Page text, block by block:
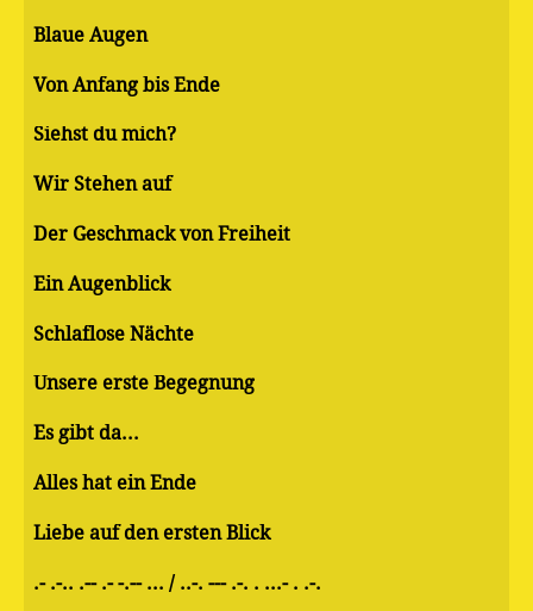
Blaue Augen
Von Anfang bis Ende
Siehst du mich?
Wir Stehen auf
Der Geschmack von Freiheit
Ein Augenblick
Schlaflose Nächte
Unsere erste Begegnung
Es gibt da...
Alles hat ein Ende
Liebe auf den ersten Blick
.- .-.. .-- .- -.-- ... / ..-. --- .-. . ...- . .-.